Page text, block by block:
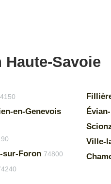
Savoie
en-Genevois
sur-Foron 74800
Ville-